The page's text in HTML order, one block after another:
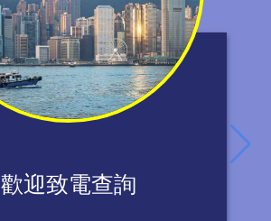
歡迎致電查詢